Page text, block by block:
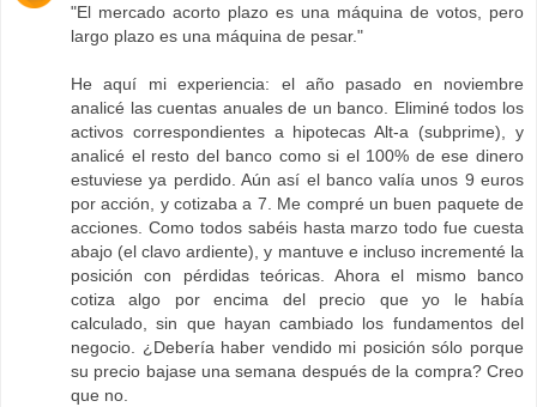
"El mercado acorto plazo es una máquina de votos, pero
largo plazo es una máquina de pesar."
He aquí mi experiencia: el año pasado en noviembre
analicé las cuentas anuales de un banco. Eliminé todos los
activos correspondientes a hipotecas Alt-a (subprime), y
analicé el resto del banco como si el 100% de ese dinero
estuviese ya perdido. Aún así el banco valía unos 9 euros
por acción, y cotizaba a 7. Me compré un buen paquete de
acciones. Como todos sabéis hasta marzo todo fue cuesta
abajo (el clavo ardiente), y mantuve e incluso incrementé la
posición con pérdidas teóricas. Ahora el mismo banco
cotiza algo por encima del precio que yo le había
calculado, sin que hayan cambiado los fundamentos del
negocio. ¿Debería haber vendido mi posición sólo porque
su precio bajase una semana después de la compra? Creo
que no.